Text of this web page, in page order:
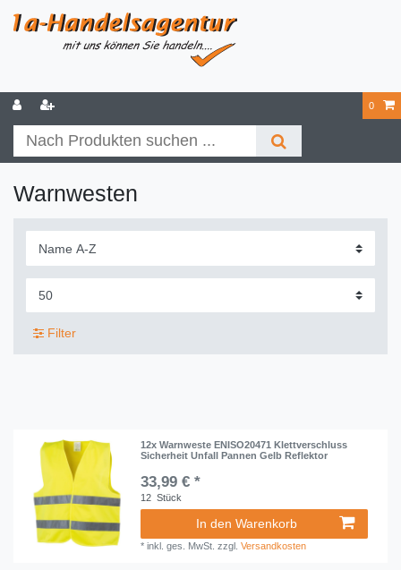
0
Warnwesten
Filter
12x Warnweste ENISO20471 Klettverschluss
Sicherheit Unfall Pannen Gelb Reflektor
33,99 € *
12 Stück
In den Warenkorb
*inkl. ges. MwSt. zzgl.Versandkosten